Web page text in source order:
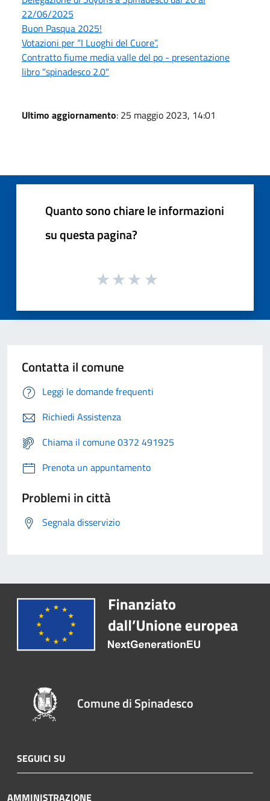
22/06/2025
Buon Pasqua 2025!
Votazioni per “I Luoghi del Cuore”.
Contratto fiume media valle del po - presentazione
libro "spinadesco 2.0"
Ultimo aggiornamento: 25 maggio 2023, 14:01
Quanto sono chiare le informazioni
su questa pagina?
Contatta il comune
Leggi le domande frequenti
Richiedi Assistenza
Chiama il comune 0372 491925
Prenota un appuntamento
Problemi in città
Segnala disservizio
Comune di Spinadesco
SEGUICI SU
AMMINISTRAZIONE